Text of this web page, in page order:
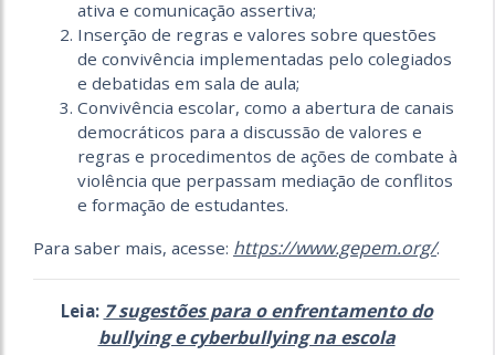
ativa e comunicação assertiva;
Inserção de regras e valores sobre questões
de convivência implementadas pelo colegiados
e debatidas em sala de aula;
Convivência escolar, como a abertura de canais
democráticos para a discussão de valores e
regras e procedimentos de ações de combate à
violência que perpassam mediação de conflitos
e formação de estudantes.
Para saber mais, acesse: https://www.gepem.org/.
Leia: 7 sugestões para o enfrentamento do
bullying e cyberbullying na escola